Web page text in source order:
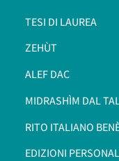
TESI DI LAUREA
ZEHÙT
ALEF DAC
MIDRASHÌM DAL
RITO ITALIANO
EDIZIONI